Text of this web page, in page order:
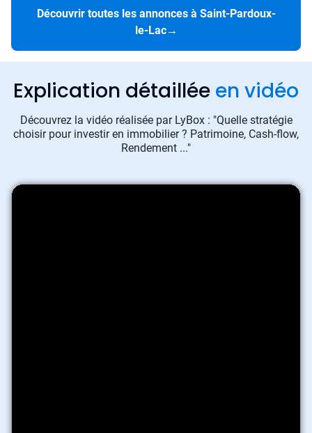
Découvrir toutes les annonces à Saint-Pardoux-
le-Lac→
Explication détaillée en vidéo
Découvrez la vidéo réalisée par LyBox : "Quelle stratégie
choisir pour investir en immobilier ? Patrimoine, Cash-flow,
Rendement ..."